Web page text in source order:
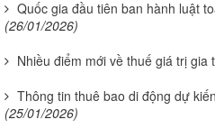
Quốc gia đầu tiên ban hành luật
(26/01/2026)
Nhiều điểm mới về thuế giá trị gia
Thông tin thuê bao di động dự
(25/01/2026)